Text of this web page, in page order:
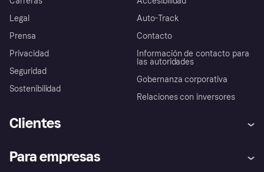
Legal
Prensa
Privacidad
Seguridad
Sostenibilidad
Auto-Track
Contacto
Información de contacto para
las autoridades
Gobernanza corporativa
Relaciones con inversores
Clientes
Inicio de sesión
Para empresas